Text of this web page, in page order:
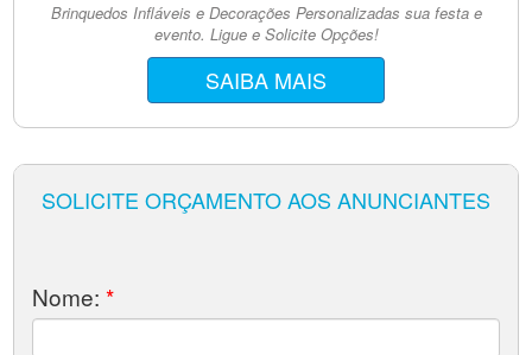
Brinquedos Infláveis e Decorações Personalizadas sua festa e
evento. Ligue e Solicite Opções!
SAIBA MAIS